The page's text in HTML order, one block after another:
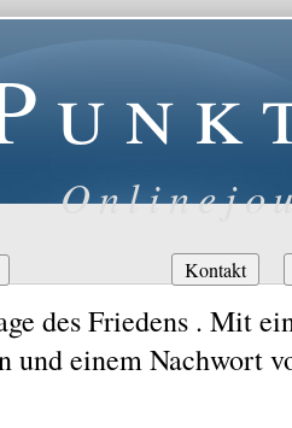
Navigation
überspringen
Kontakt
des Friedens . Mit
einem Nachwort